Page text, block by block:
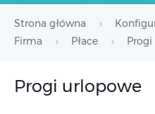
Strona główna
Firma
Płace
Progi urlopowe